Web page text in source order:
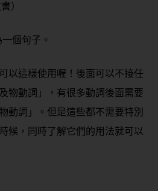
）
個句子。
以這樣使用喔！後面可以不接任
物動詞」，有很多動詞後面需要
動詞」。但是這些都不需要特別
候，同時了解它們的用法就可以